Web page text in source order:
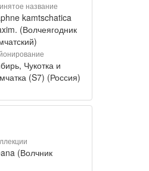
название
kamtschatica
(Волчеягодник
Чукотка и
(S7) (Россия)
(Волчник